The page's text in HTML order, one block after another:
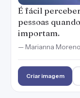
É fácil
pessoas
importam.
— Marianna Moreno
Criar imagem